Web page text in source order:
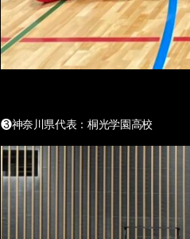
❸神奈川県代表：桐光学園高校